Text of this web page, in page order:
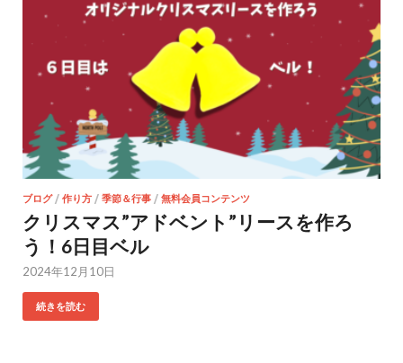
ブログ/ 作り方 / 季節＆行事 / 無料会員コンテンツ
クリスマス”アドベント”リースを作ろ
う！6日目ベル
2024年12月10日
続きを読む